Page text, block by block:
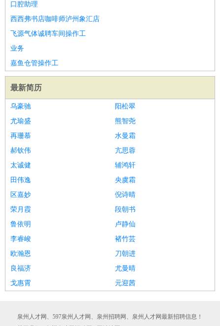
口腔助理
西西弗书店咖啡师泸州象汇店
飞源气体诚聘车间操作工
业务
嘉鱼仓管操作工
最新简历
乌豪驰
阳松翠
尤瑜盛
熊智尧
再珊慕
水曼霜
郝钦伟
亢思蓉
太诚健
辅鸿轩
田伟逸
央虞霜
区嘉妙
倪诗晴
荣月霞
段朝书
鲁依明
卢静仙
李睿峻
褚竹芸
欧瀚恩
刀朝进
良福济
尤曼晴
戈惠霄
元迎茜
泉州人才网、597泉州人才网、泉州招聘网、泉州人才网最新招聘信息！